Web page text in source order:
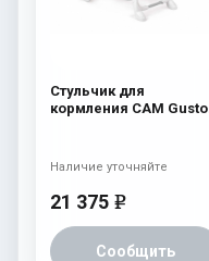
Стульчик для
кормления CAM Gusto
21 375 e
Сообщить
Наличие уточняйте